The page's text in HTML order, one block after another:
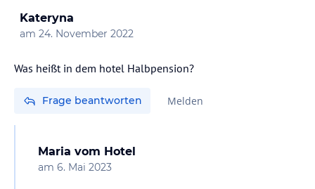
Kateryna
am 24. November 2022
Was heißt in dem hotel Halbpension?
Frage beantworten Melden
Maria vom Hotel
am 6. Mai 2023